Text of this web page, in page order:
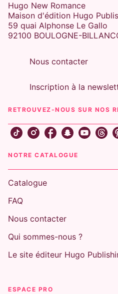
Hugo New Romance
Maison d'édition Hugo
59 quai Alphonse Le Gallo
92100 BOULOGNE-
Nous contacter
Inscription à la
RETROUVEZ-NOUS SUR NOS
NOTRE CATALOGUE
Catalogue
FAQ
Nous contacter
Qui sommes-nous ?
Le site éditeur Hugo
ESPACE PRO